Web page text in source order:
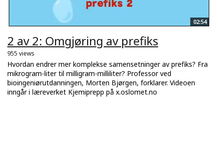
02:54
2 av 2: Omgjøring av prefiks
955 views
Hvordan endrer mer komplekse samensetninger av prefiks? Fra
mikrogram-liter til milligram-milliliter? Professor ved
bioingeniørutdanningen, Morten Bjørgen, forklarer. Videoen
inngår i læreverket Kjemiprepp på x.oslomet.no